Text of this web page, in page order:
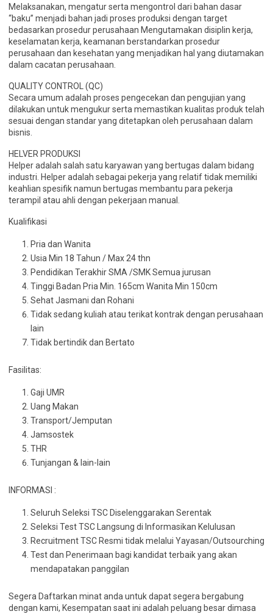
Melaksanakan, mengatur serta mengontrol dari bahan dasar
“baku” menjadi bahan jadi proses produksi dengan target
bedasarkan prosedur perusahaan Mengutamakan disiplin kerja,
keselamatan kerja, keamanan berstandarkan prosedur
perusahaan dan kesehatan yang menjadikan hal yang diutamakan
dalam cacatan perusahaan.
QUALITY CONTROL (QC)
Secara umum adalah proses pengecekan dan pengujian yang
dilakukan untuk mengukur serta memastikan kualitas produk telah
sesuai dengan standar yang ditetapkan oleh perusahaan dalam
bisnis.
HELVER PRODUKSI
Helper adalah salah satu karyawan yang bertugas dalam bidang
industri. Helper adalah sebagai pekerja yang relatif tidak memiliki
keahlian spesifik namun bertugas membantu para pekerja
terampil atau ahli dengan pekerjaan manual.
Kualifikasi
Pria dan Wanita
Usia Min 18 Tahun / Max 24 thn
Pendidikan Terakhir SMA /SMK Semua jurusan
Tinggi Badan Pria Min. 165cm Wanita Min 150cm
Sehat Jasmani dan Rohani
Tidak sedang kuliah atau terikat kontrak dengan perusahaan
lain
Tidak bertindik dan Bertato
Fasilitas:
Gaji UMR
Uang Makan
Transport/Jemputan
Jamsostek
THR
Tunjangan & lain-lain
INFORMASI :
Seluruh Seleksi TSC Diselenggarakan Serentak
Seleksi Test TSC Langsung di Informasikan Kelulusan
Recruitment TSC Resmi tidak melalui Yayasan/Outsourching
Test dan Penerimaan bagi kandidat terbaik yang akan
mendapatakan panggilan
Segera Daftarkan minat anda untuk dapat segera bergabung
dengan kami, Kesempatan saat ini adalah peluang besar dimasa